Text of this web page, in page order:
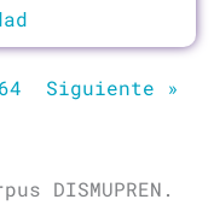
64 Siguiente »
DISMUPREN.